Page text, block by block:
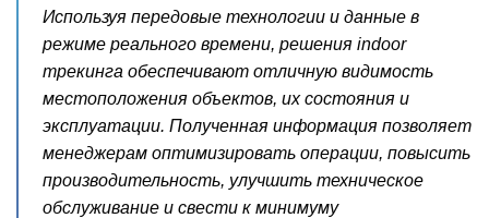
Используя передовые технологии и данные в
режиме реального времени, решения indoor
трекинга обеспечивают отличную видимость
местоположения объектов, их состояния и
эксплуатации. Полученная информация позволяет
менеджерам оптимизировать операции, повысить
производительность, улучшить техническое
обслуживание и свести к минимуму